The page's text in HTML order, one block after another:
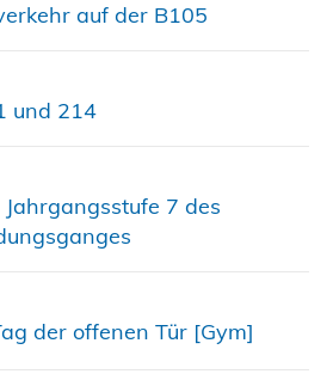
auf der B105
und 214
7 des
der offenen Tür [Gym]